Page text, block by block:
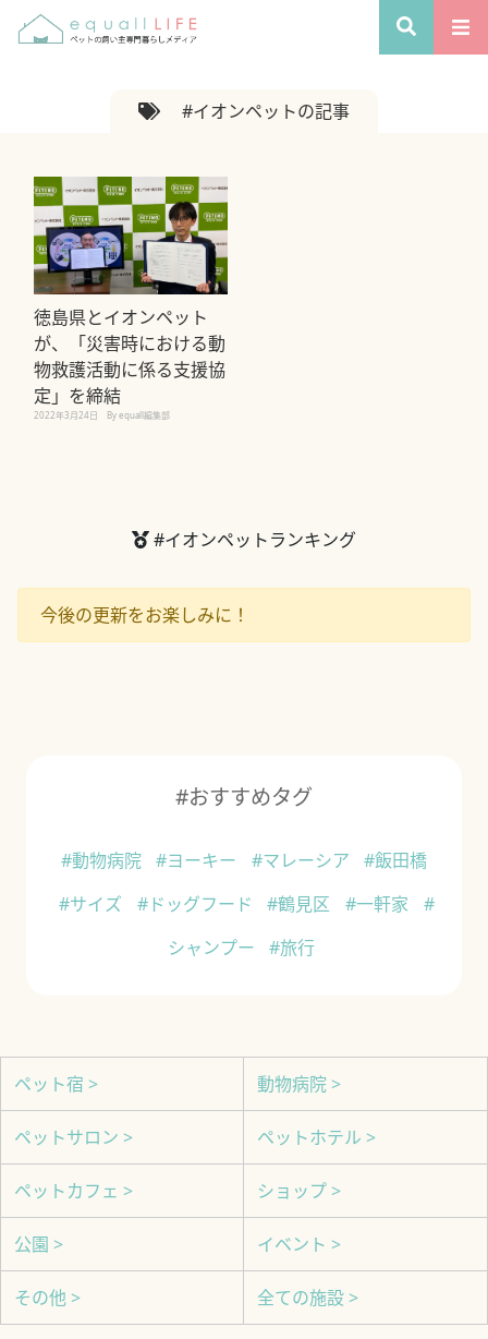
#イオンペットの記事
徳島県とイオンペット
が、「災害時における動
物救護活動に係る支援協
定」を締結
2022年3月24日 By equall編集部
#イオンペットランキング
今後の更新をお楽しみに！
#おすすめタグ
#動物病院 #ヨーキー #マレーシア
#飯田橋
#サイズ
#ドッグフード #鶴見区 #一軒家
#
シャンプー
#旅行
ペット宿 > 動物病院 >
ペットサロン > ペットホテル >
ペットカフェ > ショップ >
公園 > イベント >
その他 > 全ての施設 >